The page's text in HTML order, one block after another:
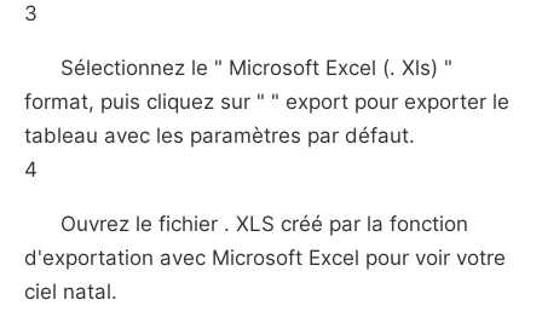
3
Sélectionnez le " Microsoft Excel (. Xls) "
format, puis cliquez sur " " export pour exporter le
tableau avec les paramètres par défaut.
4
Ouvrez le fichier . XLS créé par la fonction
d'exportation avec Microsoft Excel pour voir votre
ciel natal.